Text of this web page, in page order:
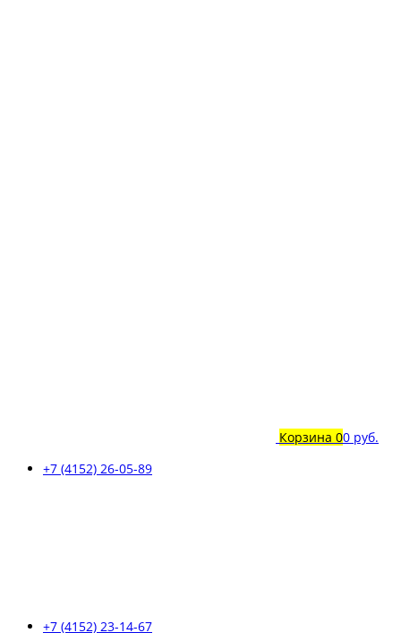
Корзина 00 руб.
+7 (4152) 26-05-89
+7 (4152) 23-14-67